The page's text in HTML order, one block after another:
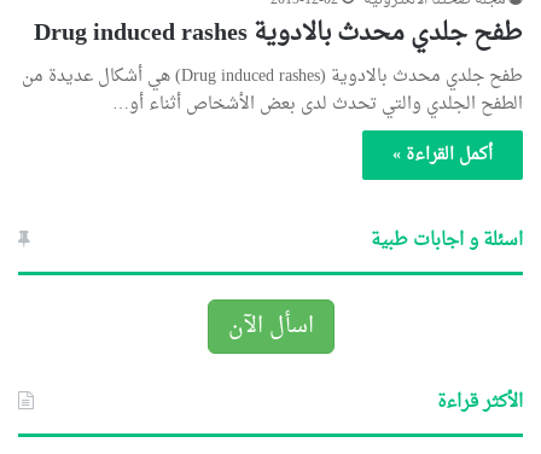
طفح جلدي محدث بالادوية Drug induced rashes
طفح جلدي محدث بالادوية (Drug induced rashes) هي أشكال عديدة من
الطفح الجلدي والتي تحدث لدى بعض الأشخاص أثناء أو…
أكمل القراءة »
اسئلة و اجابات طبية
اسأل الآن
الأكثر قراءة